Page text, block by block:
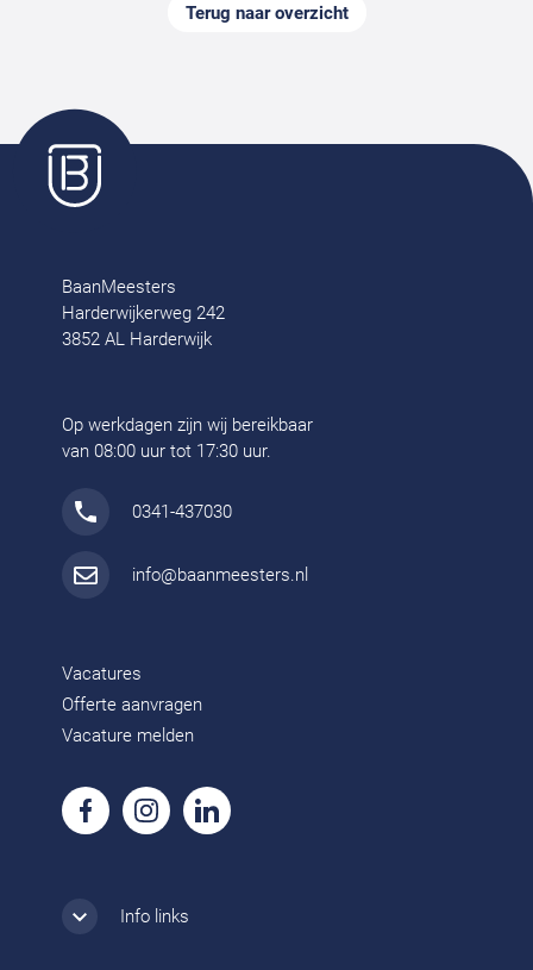
Terug naar overzicht
BaanMeesters
Harderwijkerweg 242
3852 AL Harderwijk
Op werkdagen zijn wij bereikbaar
van 08:00 uur tot 17:30 uur.
0341-437030
info@baanmeesters.nl
Vacatures
Offerte aanvragen
Vacature melden
Info links